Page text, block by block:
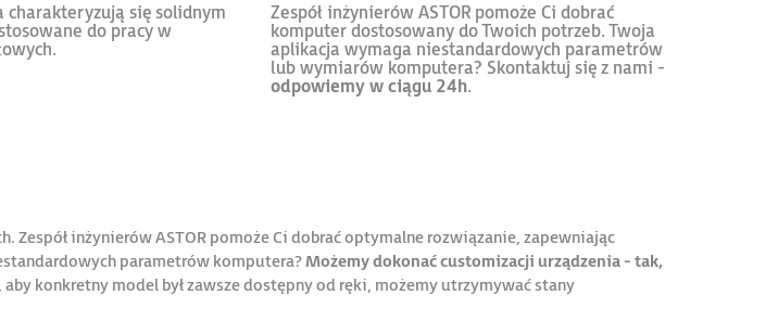
charakteryzują się solidnym
do pracy w
Zespół inżynierów ASTOR pomoże Ci dobrać
komputer dostosowany do Twoich potrzeb. Twoja
aplikacja wymaga niestandardowych parametrów
lub wymiarów komputera? Skontaktuj się z nami -
odpowiemy w ciągu 24h.
Zespół inżynierów ASTOR pomoże Ci dobrać optymalne rozwiązanie, zapewniając
parametrów komputera?Możemy dokonać customizacji urządzenia - tak,
aby konkretny model był zawsze dostępny od ręki, możemy utrzymywać stany